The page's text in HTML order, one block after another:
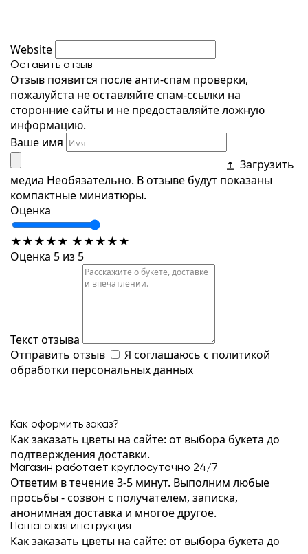
Website
Оставить отзыв
Отзыв появится после анти-спам проверки,
пожалуйста не оставляйте спам-ссылки на
сторонние сайты и не предоставляйте ложную
информацию.
Ваше имя
Загрузить
медиа Необязательно. В отзыве будут показаны
компактные миниатюры.
Оценка
★★★★★ ★★★★★
Оценка 5 из 5
Текст отзыва
Отправить отзыв
Я соглашаюсь с политикой
обработки персональных данных
Как оформить заказ?
Как заказать цветы на сайте: от выбора букета до
подтверждения доставки.
Магазин работает круглосуточно 24/7
Ответим в течение 3-5 минут. Выполним любые
просьбы - созвон с получателем, записка,
анонимная доставка и многое другое.
Пошаговая инструкция
Как заказать цветы на сайте: от выбора букета до